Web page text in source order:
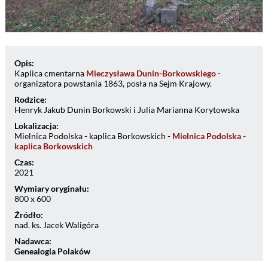
Opis:
Kaplica cmentarna Mieczysława Dunin-Borkowskiego-
organizatora powstania 1863, posła na Sejm Krajowy.
Rodzice:
Henryk Jakub Dunin Borkowski i Julia Marianna Korytowska
Lokalizacja:
Mielnica Podolska - kaplica Borkowskich - Mielnica Podolska -
kaplica Borkowskich
Czas:
2021
Wymiary oryginału:
800 x 600
Źródło:
nad. ks. Jacek Waligóra
Nadawca:
Genealogia Polaków